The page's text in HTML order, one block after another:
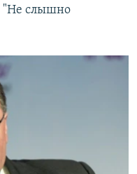
"Не слышно